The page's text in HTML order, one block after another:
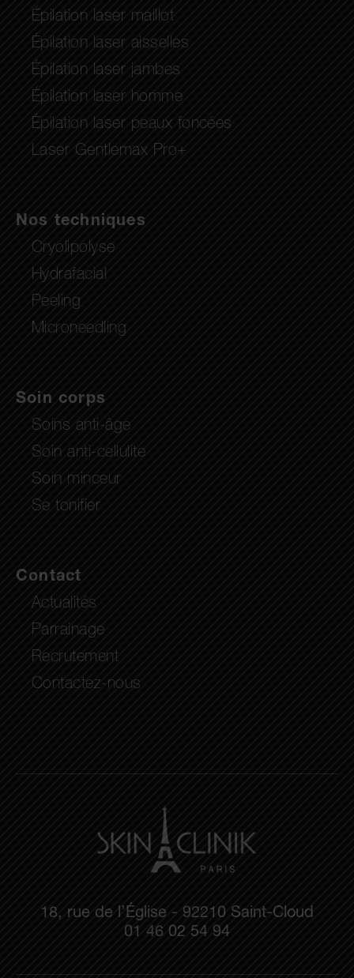
Épilation laser maillot
Épilation laser aisselles
Épilation laser jambes
Épilation laser homme
Épilation laser peaux foncées
Laser Gentlemax Pro+
Nos techniques
Cryolipolyse
Hydrafacial
Peeling
Microneedling
Soin corps
Soins anti-âge
Soin anti-cellulite
Soin minceur
Se tonifier
Contact
Actualités
Parrainage
Recrutement
Contactez-nous
18, rue de l’Église - 92210 Saint-Cloud
01 46 02 54 94